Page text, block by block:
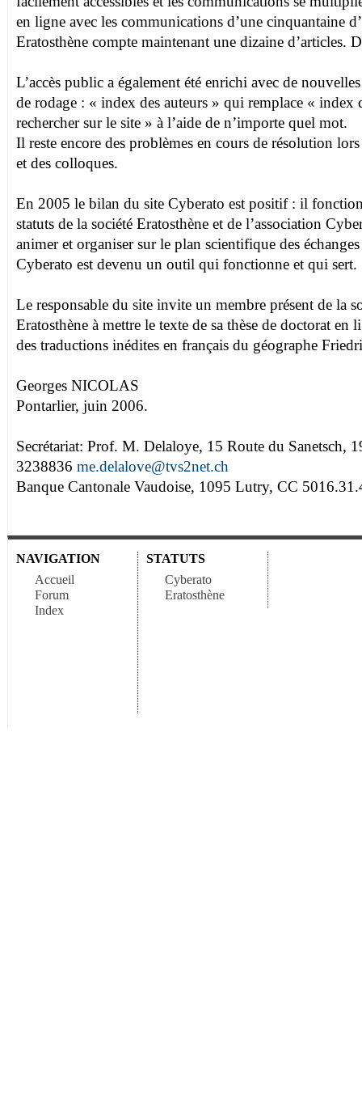
en ligne avec les communications d’une cinquantaine
Eratosthène compte maintenant une dizaine d’articles.
L’accès public a également été enrichi avec de
de rodage : « index des auteurs » qui remplace « index
rechercher sur le site » à l’aide de n’importe quel mot.
Il reste encore des problèmes en cours de résolution
et des colloques.
En 2005 le bilan du site Cyberato est positif : il
statuts de la société Eratosthène et de l’association
animer et organiser sur le plan scientifique des
Cyberato est devenu un outil qui fonctionne et qui sert.
Le responsable du site invite un membre présent de la
Eratosthène à mettre le texte de sa thèse de doctorat en
des traductions inédites en français du géographe
Georges NICOLAS
Pontarlier, juin 2006.
Secrétariat: Prof. M. Delaloye, 15 Route du Sanetsch,
3238836 me.delalove@tvs2net.ch
Banque Cantonale Vaudoise, 1095 Lutry, CC
NAVIGATION
Accueil
Forum
Index
STATUTS
Cyberato
Eratosthène